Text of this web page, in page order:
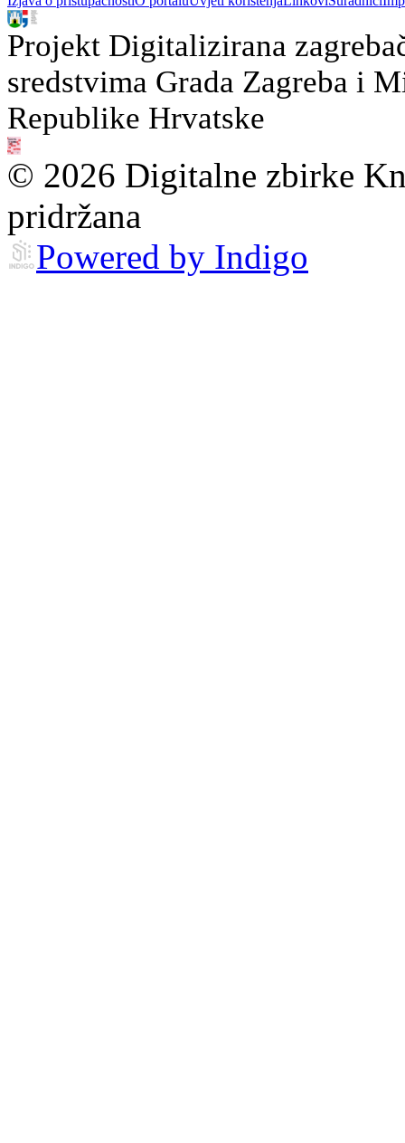
Projekt Digitalizirana
sredstvima Grada Zagreba i
Republike Hrvatske
© 2026 Digitalne zbirke
pridržana
Powered by Indigo